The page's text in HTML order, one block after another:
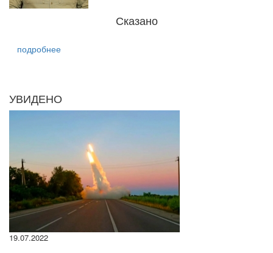
Сказано
подробнее
УВИДЕНО
19.07.2022